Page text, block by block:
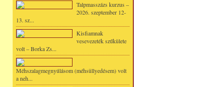
Talpmasszázs kurzus –
2026. szeptember 12-
13. sz...
Kisfiamnak
vesevezeték szűkülete
volt – Borka Zs...
Méhszalagmegnyúlásom (méhsüllyedésem) volt
a neh...